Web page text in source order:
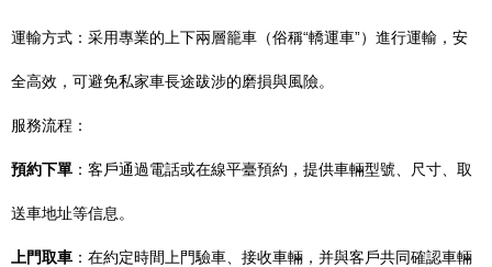
運輸方式：采用專業的上下兩層籠車（俗稱“轎運車”）進行運輸，安
全高效，可避免私家車長途跋涉的磨損與風險。
服務流程：
預約下單 ：客戶通過電話或在線平臺預約，提供車輛型號、尺寸、取
送車地址等信息。
上門取車 ：在約定時間上門驗車、接收車輛，并與客戶共同確認車輛